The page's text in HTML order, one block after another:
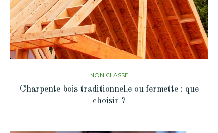
NON CLASSÉ
Charpente bois traditionnelle ou fermette : que
choisir ?